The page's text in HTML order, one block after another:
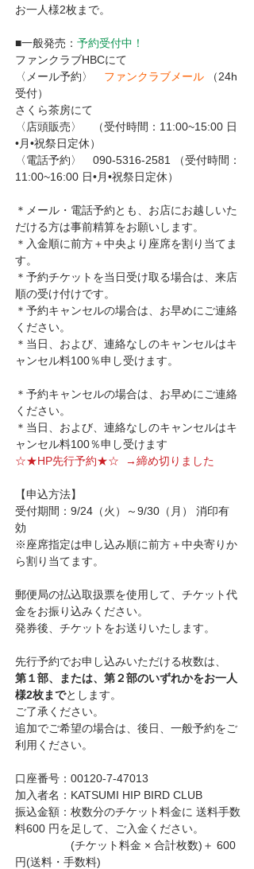
お一人様2枚まで。
■一般発売： 予約受付中！
ファンクラブHBCにて
〈メール予約〉 ファンクラブメール
（24h
受付）
さくら茶房にて
〈店頭販売〉　（受付時間：11:00~15:00 日
•月•祝祭日定休）
〈電話予約〉　090-5316-2581 （受付時間：
11:00~16:00 日•月•祝祭日定休）
＊メール・電話予約とも、お店にお越しいた
だける方は事前精算をお願いします。
＊入金順に前方＋中央より座席を割り当てま
す。
＊予約チケットを当日受け取る場合は、来店
順の受け付けです。
＊予約キャンセルの場合は、お早めにご連絡
ください。
＊当日、および、連絡なしのキャンセルはキ
ャンセル料100％申し受けます。
＊予約キャンセルの場合は、お早めにご連絡
ください。
＊当日、および、連絡なしのキャンセルはキ
ャンセル料100％申し受けます
☆★HP先行予約★☆  →締め切りました
【申込方法】
受付期間：9/24（火）～9/30（月） 消印有
効
※座席指定は申し込み順に前方＋中央寄りか
ら割り当てます。
郵便局の払込取扱票を使用して、チケット代
金をお振り込みください。
発券後、チケットをお送りいたします。
先行予約でお申し込みいただける枚数は、
第１部、または、第２部のいずれかをお一人
様2枚までとします。
ご了承ください。
追加でご希望の場合は、後日、一般予約をご
利用ください。
口座番号：00120-7-47013
加入者名：KATSUMI HIP BIRD CLUB
振込金額：枚数分のチケット料金に 送料手数
料600 円を足して、ご入金ください。
(チケット料金 × 合計枚数)＋ 600
円(送料・手数料)